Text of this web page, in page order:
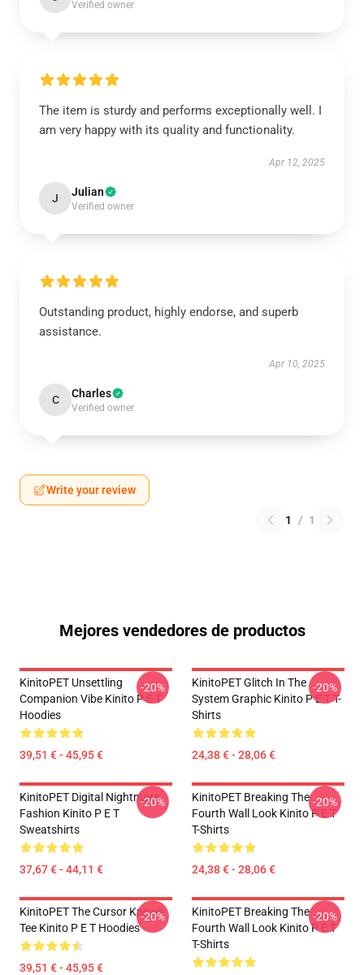
Verified owner
The item is sturdy and performs exceptionally well. I
am very happy with its quality and functionality.
Apr 12, 2025
J Julian
Verified owner
Outstanding product, highly endorse, and superb
assistance.
Apr 10, 2025
C Charles
Verified owner
Write your review
1 / 1
Mejores vendedores de productos
KinitoPET Unsettling
Companion Vibe Kinito P E T
Hoodies
39,51 € - 45,95 €
-20%
KinitoPET Glitch In The
System Graphic Kinito P E T T-
Shirts
24,38 € - 28,06 €
-20%
KinitoPET Digital Nightmare
Fashion Kinito P E T
Sweatshirts
37,67 € - 44,11 €
-20%
KinitoPET Breaking The
Fourth Wall Look Kinito P E T
T-Shirts
24,38 € - 28,06 €
-20%
KinitoPET The Cursor Knows
Tee Kinito P E T Hoodies
39,51 € - 45,95 €
-20%
KinitoPET Breaking The
Fourth Wall Look Kinito P E T
T-Shirts
-20%